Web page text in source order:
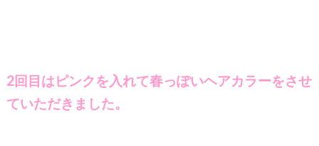
2回目はピンクを入れて春っぽいヘアカラーをさせ
ていただきました。